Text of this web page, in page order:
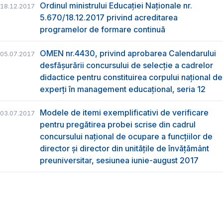
18.12.2017
Ordinul ministrului Educației Naționale nr.
5.670/18.12.2017 privind acreditarea
programelor de formare continuă
05.07.2017
OMEN nr.4430, privind aprobarea Calendarului
desfășurării concursului de selecție a cadrelor
didactice pentru constituirea corpului național de
experți în management educațional, seria 12
03.07.2017
Modele de itemi exemplificativi de verificare
pentru pregătirea probei scrise din cadrul
concursului naţional de ocupare a funcţiilor de
director şi director din unităţile de învăţământ
preuniversitar, sesiunea iunie-august 2017